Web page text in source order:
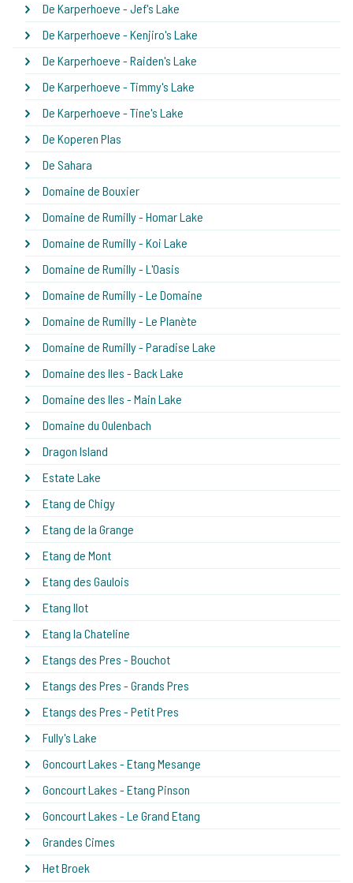
De Karperhoeve - Jef's Lake
De Karperhoeve - Kenjiro's Lake
De Karperhoeve - Raiden's Lake
De Karperhoeve - Timmy's Lake
De Karperhoeve - Tine's Lake
De Koperen Plas
De Sahara
Domaine de Bouxier
Domaine de Rumilly - Homar Lake
Domaine de Rumilly - Koi Lake
Domaine de Rumilly - L'Oasis
Domaine de Rumilly - Le Domaine
Domaine de Rumilly - Le Planète
Domaine de Rumilly - Paradise Lake
Domaine des Iles - Back Lake
Domaine des Iles - Main Lake
Domaine du Oulenbach
Dragon Island
Estate Lake
Etang de Chigy
Etang de la Grange
Etang de Mont
Etang des Gaulois
Etang Ilot
Etang la Chateline
Etangs des Pres - Bouchot
Etangs des Pres - Grands Pres
Etangs des Pres - Petit Pres
Fully's Lake
Goncourt Lakes - Etang Mesange
Goncourt Lakes - Etang Pinson
Goncourt Lakes - Le Grand Etang
Grandes Cimes
Het Broek